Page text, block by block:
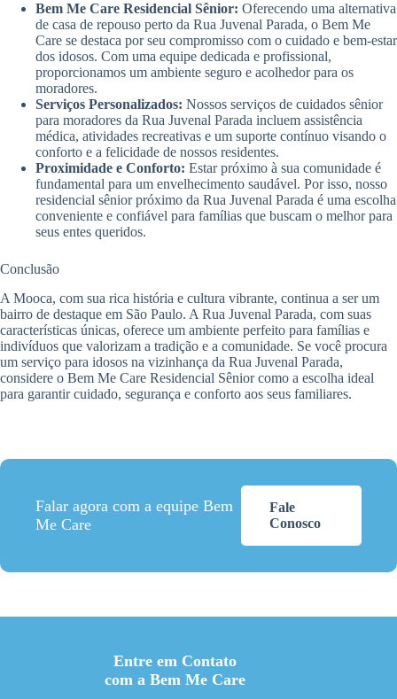
Bem Me Care Residencial Sênior: Oferecendo uma alternativa
de casa de repouso perto da Rua Juvenal Parada, o Bem Me
Care se destaca por seu compromisso com o cuidado e bem-estar
dos idosos. Com uma equipe dedicada e profissional,
proporcionamos um ambiente seguro e acolhedor para os
moradores.
Serviços Personalizados: Nossos serviços de cuidados sênior
para moradores da Rua Juvenal Parada incluem assistência
médica, atividades recreativas e um suporte contínuo visando o
conforto e a felicidade de nossos residentes.
Proximidade e Conforto: Estar próximo à sua comunidade é
fundamental para um envelhecimento saudável. Por isso, nosso
residencial sênior próximo da Rua Juvenal Parada é uma escolha
conveniente e confiável para famílias que buscam o melhor para
seus entes queridos.
Conclusão
A Mooca, com sua rica história e cultura vibrante, continua a ser um
bairro de destaque em São Paulo. A Rua Juvenal Parada, com suas
características únicas, oferece um ambiente perfeito para famílias e
indivíduos que valorizam a tradição e a comunidade. Se você procura
um serviço para idosos na vizinhança da Rua Juvenal Parada,
considere o Bem Me Care Residencial Sênior como a escolha ideal
para garantir cuidado, segurança e conforto aos seus familiares.
Falar agora com a equipe Bem
Me Care
Fale
Conosco
Entre em Contato
com a Bem Me Care